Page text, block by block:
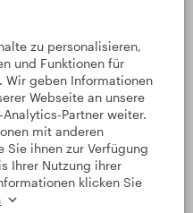
zu personalisieren,
und Funktionen für
Wir geben Informationen
Webseite an unsere
Partner weiter.
mit anderen
ihnen zur Verfügung
Ihrer Nutzung ihrer
klicken Sie